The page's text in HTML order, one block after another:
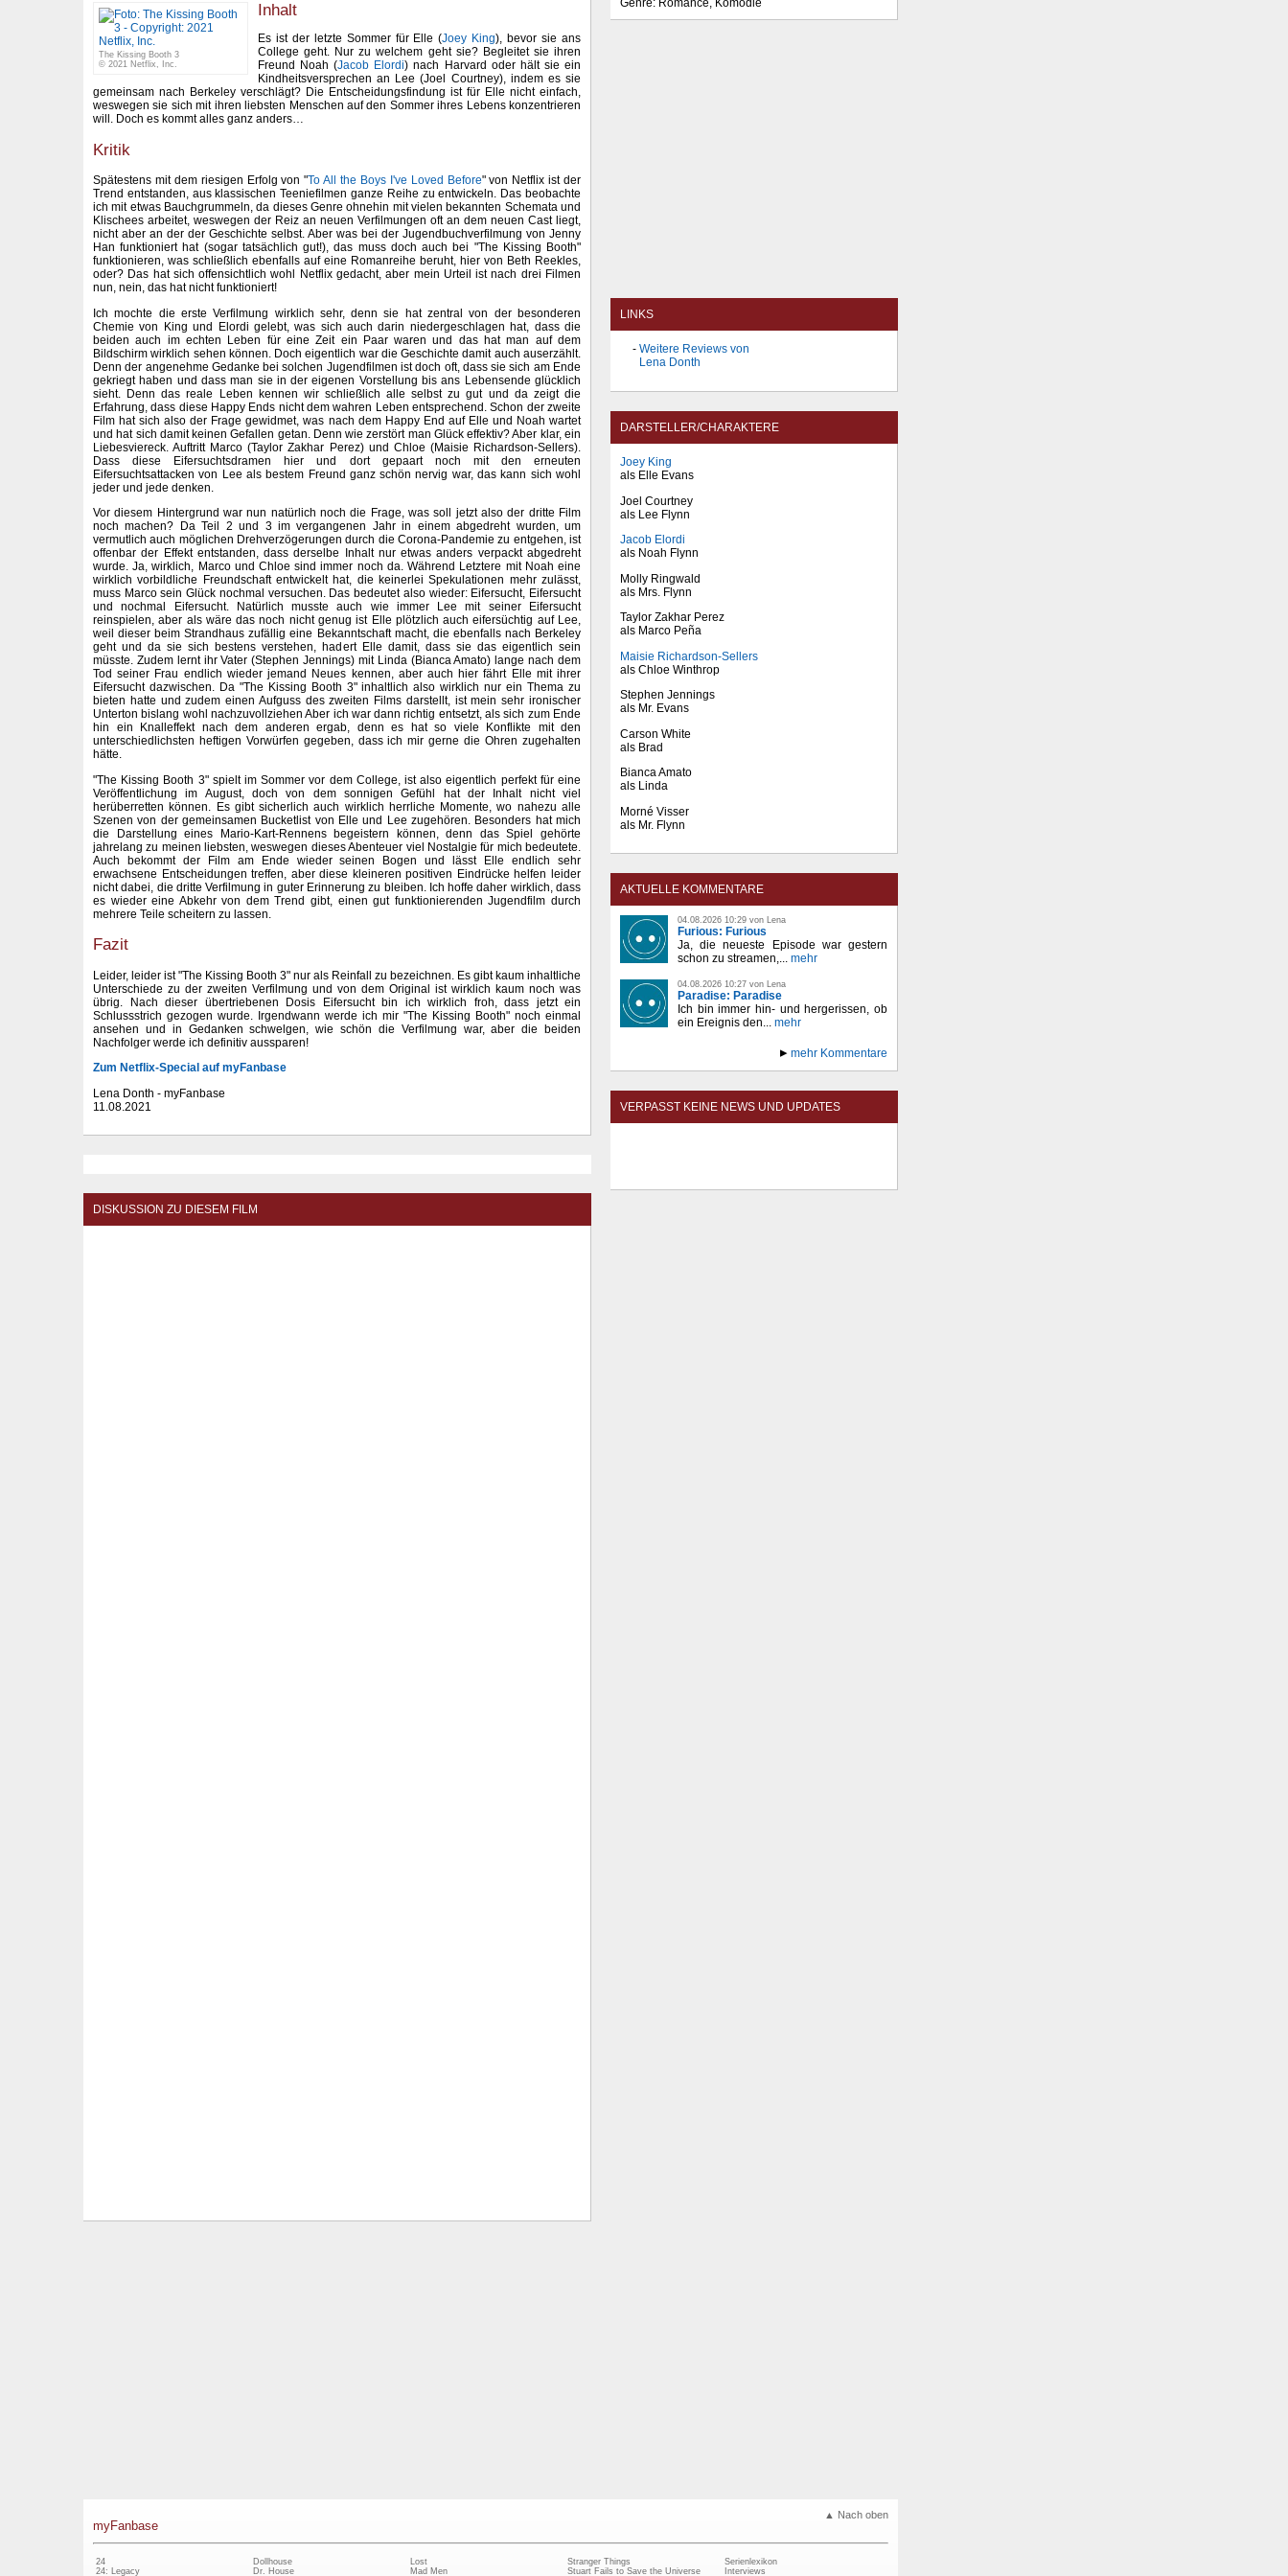
The Kissing Booth 3
© 2021 Netflix, Inc.
Inhalt
Es ist der letzte Sommer für Elle (Joey King), bevor sie ans
College geht. Nur zu welchem geht sie? Begleitet sie ihren
Freund Noah (Jacob Elordi) nach Harvard oder hält sie ein
Kindheitsversprechen an Lee (Joel Courtney), indem es sie
gemeinsam nach Berkeley verschlägt? Die Entscheidungsfindung ist für Elle nicht einfach,
weswegen sie sich mit ihren liebsten Menschen auf den Sommer ihres Lebens konzentrieren
will. Doch es kommt alles ganz anders…
Kritik
Spätestens mit dem riesigen Erfolg von "To All the Boys I've Loved Before" von Netflix ist der
Trend entstanden, aus klassischen Teeniefilmen ganze Reihe zu entwickeln. Das beobachte
ich mit etwas Bauchgrummeln, da dieses Genre ohnehin mit vielen bekannten Schemata und
Klischees arbeitet, weswegen der Reiz an neuen Verfilmungen oft an dem neuen Cast liegt,
nicht aber an der der Geschichte selbst. Aber was bei der Jugendbuchverfilmung von Jenny
Han funktioniert hat (sogar tatsächlich gut!), das muss doch auch bei "The Kissing Booth"
funktionieren, was schließlich ebenfalls auf eine Romanreihe beruht, hier von Beth Reekles,
oder? Das hat sich offensichtlich wohl Netflix gedacht, aber mein Urteil ist nach drei Filmen
nun, nein, das hat nicht funktioniert!
Ich mochte die erste Verfilmung wirklich sehr, denn sie hat zentral von der besonderen
Chemie von King und Elordi gelebt, was sich auch darin niedergeschlagen hat, dass die
beiden auch im echten Leben für eine Zeit ein Paar waren und das hat man auf dem
Bildschirm wirklich sehen können. Doch eigentlich war die Geschichte damit auch auserzählt.
Denn der angenehme Gedanke bei solchen Jugendfilmen ist doch oft, dass sie sich am Ende
gekriegt haben und dass man sie in der eigenen Vorstellung bis ans Lebensende glücklich
sieht. Denn das reale Leben kennen wir schließlich alle selbst zu gut und da zeigt die
Erfahrung, dass diese Happy Ends nicht dem wahren Leben entsprechend. Schon der zweite
Film hat sich also der Frage gewidmet, was nach dem Happy End auf Elle und Noah wartet
und hat sich damit keinen Gefallen getan. Denn wie zerstört man Glück effektiv? Aber klar, ein
Liebesviereck. Auftritt Marco (Taylor Zakhar Perez) und Chloe (Maisie Richardson-Sellers).
Dass diese Eifersuchtsdramen hier und dort gepaart noch mit den erneuten
Eifersuchtsattacken von Lee als bestem Freund ganz schön nervig war, das kann sich wohl
jeder und jede denken.
Vor diesem Hintergrund war nun natürlich noch die Frage, was soll jetzt also der dritte Film
noch machen? Da Teil 2 und 3 im vergangenen Jahr in einem abgedreht wurden, um
vermutlich auch möglichen Drehverzögerungen durch die Corona-Pandemie zu entgehen, ist
offenbar der Effekt entstanden, dass derselbe Inhalt nur etwas anders verpackt abgedreht
wurde. Ja, wirklich, Marco und Chloe sind immer noch da. Während Letztere mit Noah eine
wirklich vorbildliche Freundschaft entwickelt hat, die keinerlei Spekulationen mehr zulässt,
muss Marco sein Glück nochmal versuchen. Das bedeutet also wieder: Eifersucht, Eifersucht
und nochmal Eifersucht. Natürlich musste auch wie immer Lee mit seiner Eifersucht
reinspielen, aber als wäre das noch nicht genug ist Elle plötzlich auch eifersüchtig auf Lee,
weil dieser beim Strandhaus zufällig eine Bekanntschaft macht, die ebenfalls nach Berkeley
geht und da sie sich bestens verstehen, hadert Elle damit, dass sie das eigentlich sein
müsste. Zudem lernt ihr Vater (Stephen Jennings) mit Linda (Bianca Amato) lange nach dem
Tod seiner Frau endlich wieder jemand Neues kennen, aber auch hier fährt Elle mit ihrer
Eifersucht dazwischen. Da "The Kissing Booth 3" inhaltlich also wirklich nur ein Thema zu
bieten hatte und zudem einen Aufguss des zweiten Films darstellt, ist mein sehr ironischer
Unterton bislang wohl nachzuvollziehen Aber ich war dann richtig entsetzt, als sich zum Ende
hin ein Knalleffekt nach dem anderen ergab, denn es hat so viele Konflikte mit den
unterschiedlichsten heftigen Vorwürfen gegeben, dass ich mir gerne die Ohren zugehalten
hätte.
"The Kissing Booth 3" spielt im Sommer vor dem College, ist also eigentlich perfekt für eine
Veröffentlichung im August, doch von dem sonnigen Gefühl hat der Inhalt nicht viel
herüberretten können. Es gibt sicherlich auch wirklich herrliche Momente, wo nahezu alle
Szenen von der gemeinsamen Bucketlist von Elle und Lee zugehören. Besonders hat mich
die Darstellung eines Mario-Kart-Rennens begeistern können, denn das Spiel gehörte
jahrelang zu meinen liebsten, weswegen dieses Abenteuer viel Nostalgie für mich bedeutete.
Auch bekommt der Film am Ende wieder seinen Bogen und lässt Elle endlich sehr
erwachsene Entscheidungen treffen, aber diese kleineren positiven Eindrücke helfen leider
nicht dabei, die dritte Verfilmung in guter Erinnerung zu bleiben. Ich hoffe daher wirklich, dass
es wieder eine Abkehr von dem Trend gibt, einen gut funktionierenden Jugendfilm durch
mehrere Teile scheitern zu lassen.
Fazit
Leider, leider ist "The Kissing Booth 3" nur als Reinfall zu bezeichnen. Es gibt kaum inhaltliche
Unterschiede zu der zweiten Verfilmung und von dem Original ist wirklich kaum noch was
übrig. Nach dieser übertriebenen Dosis Eifersucht bin ich wirklich froh, dass jetzt ein
Schlussstrich gezogen wurde. Irgendwann werde ich mir "The Kissing Booth" noch einmal
ansehen und in Gedanken schwelgen, wie schön die Verfilmung war, aber die beiden
Nachfolger werde ich definitiv aussparen!
Zum Netflix-Special auf myFanbase
Lena Donth - myFanbase
11.08.2021
DISKUSSION ZU DIESEM FILM
Genre: Romance, Komödie
LINKS
Weitere Reviews von
Lena Donth
DARSTELLER/CHARAKTERE
Joey King
als Elle Evans
Joel Courtney
als Lee Flynn
Jacob Elordi
als Noah Flynn
Molly Ringwald
als Mrs. Flynn
Taylor Zakhar Perez
als Marco Peña
Maisie Richardson-Sellers
als Chloe Winthrop
Stephen Jennings
als Mr. Evans
Carson White
als Brad
Bianca Amato
als Linda
Morné Visser
als Mr. Flynn
AKTUELLE KOMMENTARE
04.08.2026 10:29 von Lena
Furious: Furious
Ja, die neueste Episode war gestern
schon zu streamen,... mehr
04.08.2026 10:27 von Lena
Paradise: Paradise
Ich bin immer hin- und hergerissen, ob
ein Ereignis den... mehr
mehr Kommentare
VERPASST KEINE NEWS UND UPDATES
▲ Nach oben
myFanbase
24
24: Legacy
Dollhouse
Dr. House
Lost
Mad Men
Stranger Things
Stuart Fails to Save the Universe
Serienlexikon
Interviews